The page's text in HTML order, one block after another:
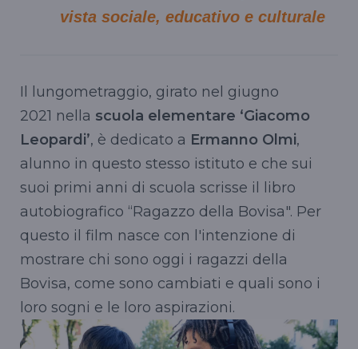
vista sociale, educativo e culturale
Il lungometraggio, girato nel giugno
2021 nella scuola elementare ‘Giacomo
Leopardi’, è dedicato a Ermanno Olmi,
alunno in questo stesso istituto e che sui
suoi primi anni di scuola scrisse il libro
autobiografico “Ragazzo della Bovisa". Per
questo il film nasce con l'intenzione di
mostrare chi sono oggi i ragazzi della
Bovisa, come sono cambiati e quali sono i
loro sogni e le loro aspirazioni.